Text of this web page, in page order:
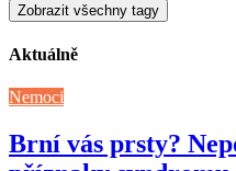
Zobrazit všechny tagy
Aktuálně
Nemoci
Brní vás prsty?